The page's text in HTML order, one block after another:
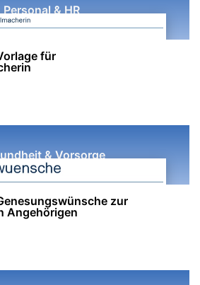
Personal & HR
für
& Vorsorge
zur
Angehörigen